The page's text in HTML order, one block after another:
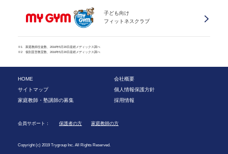
子ども向け
フィットネスクラブ
※1 家庭教師生徒数、2016年5月20日産經メディックス調べ
※2 個別直営教室数、2016年5月20日産經メディックス調べ
HOME
会社概要
サイトマップ
個人情報保護方針
家庭教師・塾講師の募集
採用情報
会員サポート： 保護者の方 家庭教師の方
Copyright (c) 2019 Trygroup Inc. All Rights Reserved.